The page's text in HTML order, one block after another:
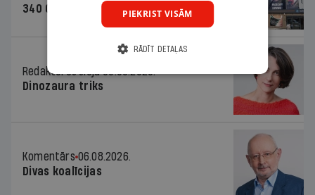
340 000 vērtu reklāmas kampaņu
Redaktores sleja 06.08.2026.
Dinozaura triks
Komentārs 06.08.2026.
Divas koalīcijas
PIEKRIST VISĀM
RĀDĪT DETAĻAS